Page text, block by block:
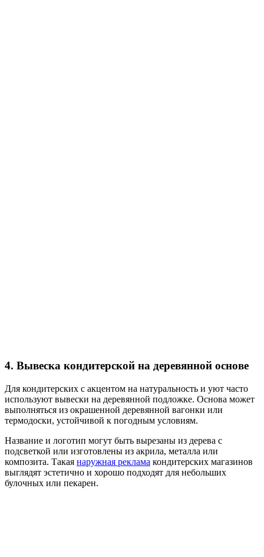
4. Вывеска кондитерской на деревянной основе
Для кондитерских с акцентом на натуральность и уют часто
используют вывески на деревянной подложке. Основа может
выполняться из окрашенной деревянной вагонки или
термодоски, устойчивой к погодным условиям.
Название и логотип могут быть вырезаны из дерева с
подсветкой или изготовлены из акрила, металла или
композита. Такая наружная реклама кондитерских магазинов
выглядят эстетично и хорошо подходят для небольших
булочных или пекарен.